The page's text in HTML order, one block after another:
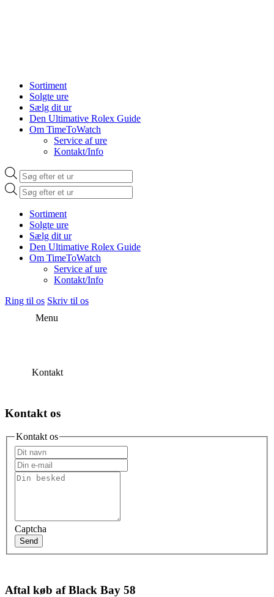
Sortiment
Solgte ure
Sælg dit ur
Den Ultimative Rolex Guide
Om TimeToWatch
Service af ure
Kontakt/Info
Products
search
Products
search
Sortiment
Solgte ure
Sælg dit ur
Den Ultimative Rolex Guide
Om TimeToWatch
Service af ure
Kontakt/Info
Ring til os Skriv til os
Menu
Kontakt
Kontakt os
Kontakt os
Captcha
Send
Aftal køb af Black Bay 58